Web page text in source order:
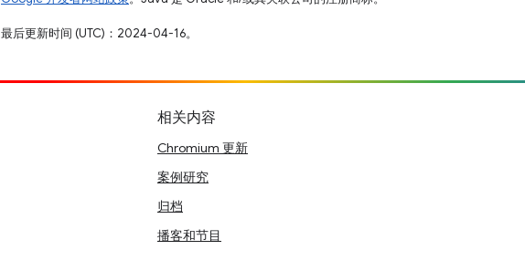
最后更新时间 (UTC)：2024-04-16。
相关内容
Chromium 更新
案例研究
归档
播客和节目